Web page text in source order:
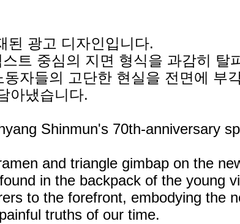
된 광고 디자인입니다.
트 중심의 지면 형식을 과감히 탈
자들의 고단한 현실을 전면에 부
아냈습니다.
Shinmun's 70th-anniversary
and triangle gimbap on the
in the backpack of the young
to the forefront, embodying the
truths of our time.